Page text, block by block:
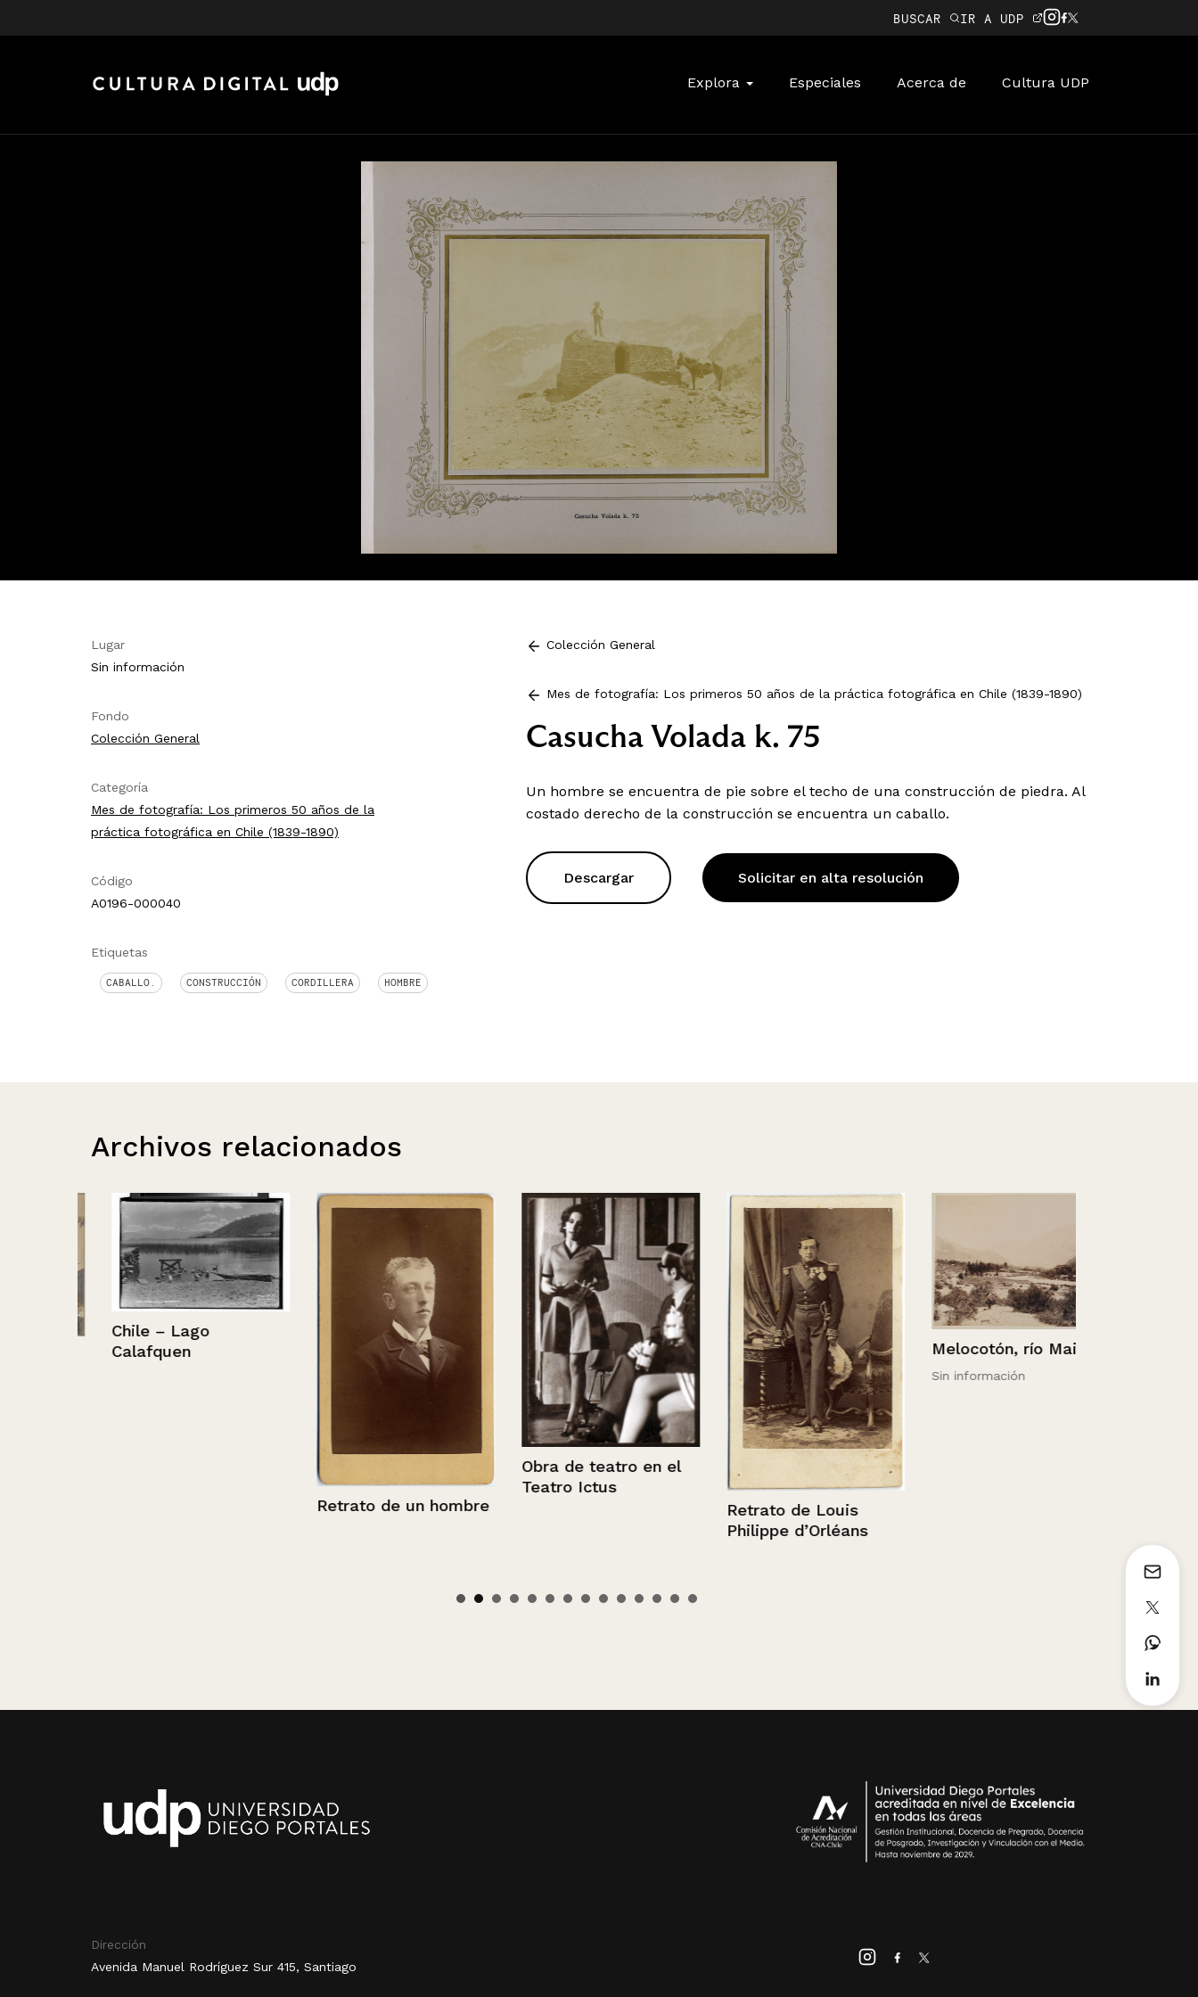
BUSCAR IR A UDP
Explora Especiales Acerca de Cultura UDP
Lugar
Sin información
Fondo
Colección General
Categoría
Mes de fotografía: Los primeros 50 años de la
práctica fotográfica en Chile (1839-1890)
Código
A0196-000040
Etiquetas
CABALLO. CONSTRUCCIÓN CORDILLERA HOMBRE
Colección General
Mes de fotografía: Los primeros 50 años de la práctica fotográfica en Chile (1839-1890)
Casucha Volada k. 75
Un hombre se encuentra de pie sobre el techo de una construcción de piedra. Al
costado derecho de la construcción se encuentra un caballo.
Descargar Solicitar en alta resolución
Archivos relacionados
Chile – Lago
Calafquen
Retrato de un hombre
Obra de teatro en el
Teatro Ictus
Retrato de Louis
Philippe d’Orléans
Melocotón, río Maipo
Sin información
Dirección
Avenida Manuel Rodríguez Sur 415, Santiago